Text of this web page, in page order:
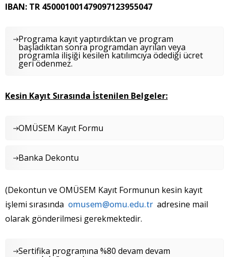
IBAN: TR 450001001479097123955047
Programa kayıt yaptırdıktan ve program
başladıktan sonra programdan ayrılan veya
programla ilişiği kesilen katılımcıya ödediği ücret
geri ödenmez.
Kesin Kayıt Sırasında İstenilen Belgeler:
OMÜSEM Kayıt Formu
Banka Dekontu
(Dekontun ve OMÜSEM Kayıt Formunun kesin kayıt
işlemi sırasında omusem@omu.edu.tr adresine mail
olarak gönderilmesi gerekmektedir.
Sertifika programına %80 devam devam